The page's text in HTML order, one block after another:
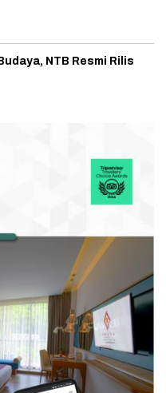
NTB Resmi Rilis